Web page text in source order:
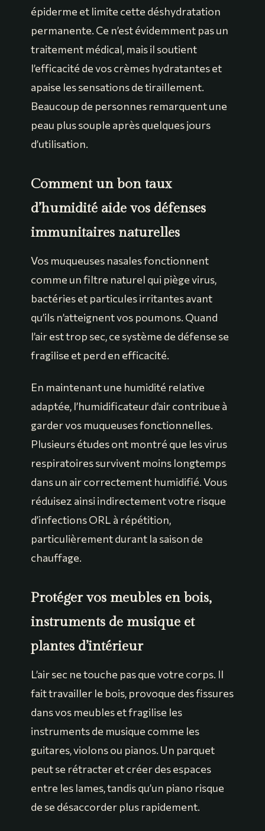
épiderme et limite cette déshydratation
permanente. Ce n’est évidemment pas un
traitement médical, mais il soutient
l’efficacité de vos crèmes hydratantes et
apaise les sensations de tiraillement.
Beaucoup de personnes remarquent une
peau plus souple après quelques jours
d’utilisation.
Comment un bon taux
d’humidité aide vos défenses
immunitaires naturelles
Vos muqueuses nasales fonctionnent
comme un filtre naturel qui piège virus,
bactéries et particules irritantes avant
qu’ils n’atteignent vos poumons. Quand
l’air est trop sec, ce système de défense se
fragilise et perd en efficacité.
En maintenant une humidité relative
adaptée, l’humidificateur d’air contribue à
garder vos muqueuses fonctionnelles.
Plusieurs études ont montré que les virus
respiratoires survivent moins longtemps
dans un air correctement humidifié. Vous
réduisez ainsi indirectement votre risque
d’infections ORL à répétition,
particulièrement durant la saison de
chauffage.
Protéger vos meubles en bois,
instruments de musique et
plantes d’intérieur
L’air sec ne touche pas que votre corps. Il
fait travailler le bois, provoque des fissures
dans vos meubles et fragilise les
instruments de musique comme les
guitares, violons ou pianos. Un parquet
peut se rétracter et créer des espaces
entre les lames, tandis qu’un piano risque
de se désaccorder plus rapidement.